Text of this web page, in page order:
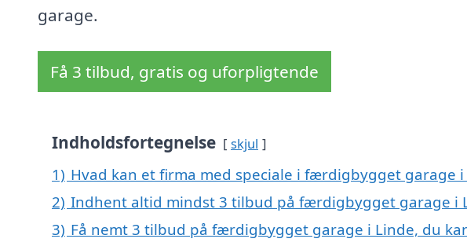
garage.
Få 3 tilbud, gratis og uforpligtende
Indholdsfortegnelse skjul
1) Hvad kan et firma med speciale i færdigbygget garage
2) Indhent altid mindst 3 tilbud på færdigbygget garage i
3) Få nemt 3 tilbud på færdigbygget garage i Linde, du